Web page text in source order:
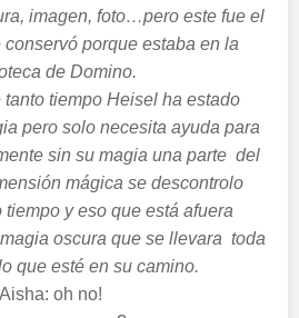
imagen, foto…pero este fue el
porque estaba en la
de Domino.
tiempo Heisel ha estado
pero solo necesita ayuda para
sin su magia una parte del
mágica se descontrolo
y eso que está afuera
oscura que se llevara toda
que esté en su camino.
Aisha: oh no!